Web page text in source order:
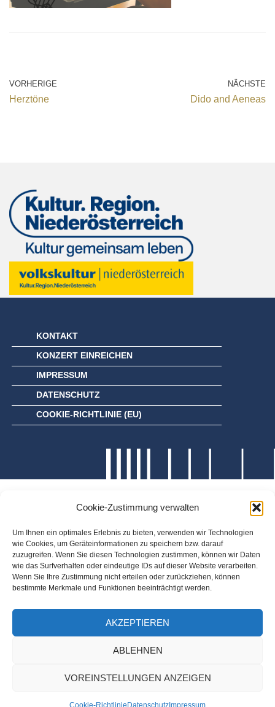
Cookie-Zustimmung verwalten
Um Ihnen ein optimales Erlebnis zu bieten, verwenden wir Technologien
wie Cookies, um Geräteinformationen zu speichern bzw. darauf
zuzugreifen. Wenn Sie diesen Technologien zustimmen, können wir Daten
wie das Surfverhalten oder eindeutige IDs auf dieser Website verarbeiten.
Wenn Sie Ihre Zustimmung nicht erteilen oder zurückziehen, können
bestimmte Merkmale und Funktionen beeinträchtigt werden.
AKZEPTIEREN
ABLEHNEN
VOREINSTELLUNGEN ANZEIGEN
Cookie-Richtlinie Datenschutz Impressum
VORHERIGE
Herztöne
NÄCHSTE
Dido and Aeneas
KONTAKT
KONZERT EINREICHEN
IMPRESSUM
DATENSCHUTZ
COOKIE-RICHTLINIE (EU)